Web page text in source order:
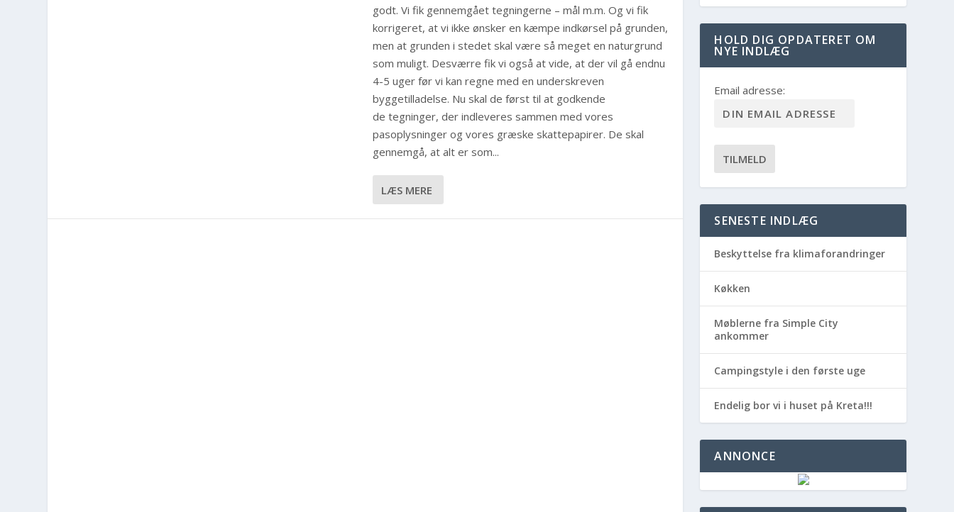
godt. Vi fik gennemgået tegningerne – mål m.m. Og vi fik
korrigeret, at vi ikke ønsker en kæmpe indkørsel på grunden,
men at grunden i stedet skal være så meget en naturgrund
som muligt. Desværre fik vi også at vide, at der vil gå endnu
4-5 uger før vi kan regne med en underskreven
byggetilladelse. Nu skal de først til at godkende
de tegninger, der indleveres sammen med vores
pasoplysninger og vores græske skattepapirer. De skal
gennemgå, at alt er som...
LÆS MERE
HOLD DIG OPDATERET OM
NYE INDLÆG
Email adresse:
SENESTE INDLÆG
Beskyttelse fra klimaforandringer
Køkken
Møblerne fra Simple City
ankommer
Campingstyle i den første uge
Endelig bor vi i huset på Kreta!!!
ANNONCE